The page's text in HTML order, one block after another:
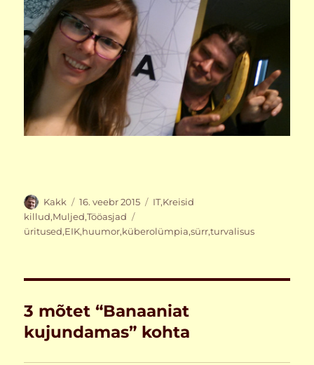
Autor
Kakk Postitatud
16. veebr 2015 Rubriigid
IT,Kreisid
killud,Muljed,Tööasjad
üritused,EIK,huumor,küberolümpia,sürr,turvalisus
3 mõtet “Banaaniat
kujundamas” kohta